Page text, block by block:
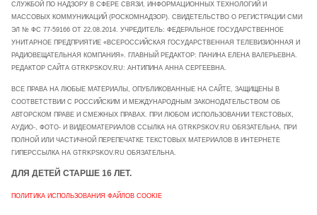
СЛУЖБОЙ ПО НАДЗОРУ В СФЕРЕ СВЯЗИ, ИНФОРМАЦИОННЫХ ТЕХНОЛОГИЙ И
МАССОВЫХ КОММУНИКАЦИЙ (РОСКОМНАДЗОР). СВИДЕТЕЛЬСТВО О РЕГИСТРАЦИИ СМИ
ЭЛ № ФС 77-59166 ОТ 22.08.2014. УЧРЕДИТЕЛЬ: ФЕДЕРАЛЬНОЕ ГОСУДАРСТВЕННОЕ
УНИТАРНОЕ ПРЕДПРИЯТИЕ «ВСЕРОССИЙСКАЯ ГОСУДАРСТВЕННАЯ ТЕЛЕВИЗИОННАЯ И
РАДИОВЕЩАТЕЛЬНАЯ КОМПАНИЯ». ГЛАВНЫЙ РЕДАКТОР: ПАНИНА ЕЛЕНА ВАЛЕРЬЕВНА.
РЕДАКТОР САЙТА GTRKPSKOV.RU: АНТИПИНА АННА СЕРГЕЕВНА.
ВСЕ ПРАВА НА ЛЮБЫЕ МАТЕРИАЛЫ, ОПУБЛИКОВАННЫЕ НА САЙТЕ, ЗАЩИЩЕНЫ В
СООТВЕТСТВИИ С РОССИЙСКИМ И МЕЖДУНАРОДНЫМ ЗАКОНОДАТЕЛЬСТВОМ ОБ
АВТОРСКОМ ПРАВЕ И СМЕЖНЫХ ПРАВАХ. ПРИ ЛЮБОМ ИСПОЛЬЗОВАНИИ ТЕКСТОВЫХ,
АУДИО-, ФОТО- И ВИДЕОМАТЕРИАЛОВ ССЫЛКА НА GTRKPSKOV.RU ОБЯЗАТЕЛЬНА. ПРИ
ПОЛНОЙ ИЛИ ЧАСТИЧНОЙ ПЕРЕПЕЧАТКЕ ТЕКСТОВЫХ МАТЕРИАЛОВ В ИНТЕРНЕТЕ
ГИПЕРССЫЛКА НА GTRKPSKOV.RU ОБЯЗАТЕЛЬНА.
ДЛЯ ДЕТЕЙ СТАРШЕ 16 ЛЕТ.
ПОЛИТИКА ИСПОЛЬЗОВАНИЯ ФАЙЛОВ COOKIE